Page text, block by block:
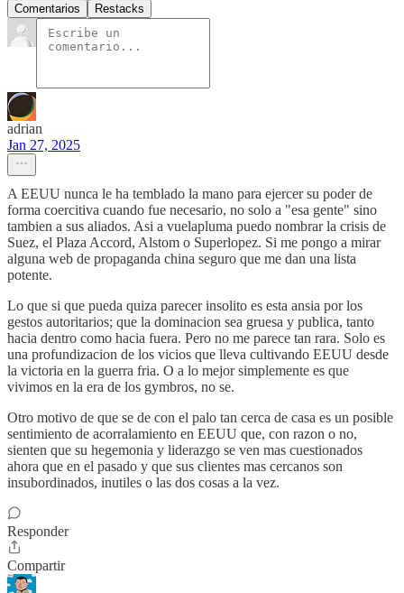
Comentarios Restacks
adrian
Jan 27, 2025
A EEUU nunca le ha temblado la mano para ejercer su poder de
forma coercitiva cuando fue necesario, no solo a "esa gente" sino
tambien a sus aliados. Asi a vuelapluma puedo nombrar la crisis de
Suez, el Plaza Accord, Alstom o Superlopez. Si me pongo a mirar
alguna web de propaganda china seguro que me dan una lista
potente.
Lo que si que pueda quiza parecer insolito es esta ansia por los
gestos autoritarios; que la dominacion sea gruesa y publica, tanto
hacia dentro como hacia fuera. Pero no me parece tan rara. Solo es
una profundizacion de los vicios que lleva cultivando EEUU desde
la victoria en la guerra fria. O a lo mejor simplemente es que
vivimos en la era de los gymbros, no se.
Otro motivo de que se de con el palo tan cerca de casa es un posible
sentimiento de acorralamiento en EEUU que, con razon o no,
sienten que su hegemonia y liderazgo se ven mas cuestionados
ahora que en el pasado y que sus clientes mas cercanos son
insubordinados, inutiles o las dos cosas a la vez.
Responder
Compartir